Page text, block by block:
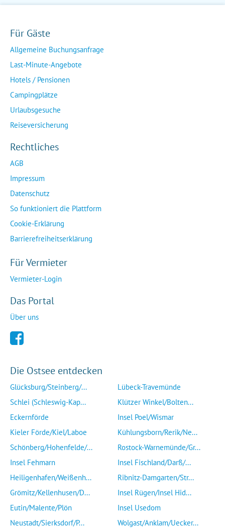
Für Gäste
Allgemeine Buchungsanfrage
Last-Minute-Angebote
Hotels / Pensionen
Campingplätze
Urlaubsgesuche
Reiseversicherung
Rechtliches
AGB
Impressum
Datenschutz
So funktioniert die Plattform
Cookie-Erklärung
Barrierefreiheitserklärung
Für Vermieter
Vermieter-Login
Das Portal
Über uns
Die Ostsee entdecken
Glücksburg/Steinberg/...
Schlei (Schleswig-Kap...
Eckernförde
Kieler Förde/Kiel/Laboe
Schönberg/Hohenfelde/...
Insel Fehmarn
Heiligenhafen/Weißenh...
Grömitz/Kellenhusen/D...
Eutin/Malente/Plön
Neustadt/Sierksdorf/P...
Lübeck-Travemünde
Klützer Winkel/Bolten...
Insel Poel/Wismar
Kühlungsborn/Rerik/Ne...
Rostock-Warnemünde/Gr...
Insel Fischland/Darß/...
Ribnitz-Damgarten/Str...
Insel Rügen/Insel Hid...
Insel Usedom
Wolgast/Anklam/Uecker...